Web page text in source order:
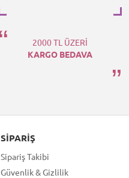
2000 TL ÜZERİ
KARGO BEDAVA
SIPARIŞ
Sipariş Takibi
Güvenlik & Gizlilik